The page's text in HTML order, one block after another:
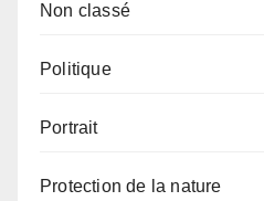
Non classé
Politique
Portrait
Protection de la nature